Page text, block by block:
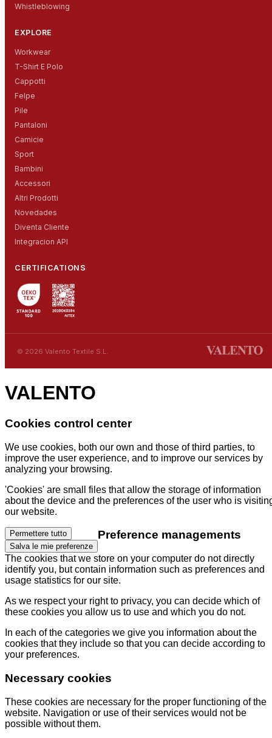
Whistleblowing
EXPLORE
Workwear
T-Shirt E Polo
Cappotti
Felpe
Pile
Pantaloni
Camicie
Sport
Bambini
Accessori
Altri Prodotti
Novedades
Diventa Cliente
Integracion API
CERTIFICATIONS
© 2026 Valento Textile S.L.
VALENTO
Cookies control center
We use cookies, both our own and those of third parties, to
improve the user experience, and to improve our services by
analyzing your browsing.
'Cookies' are small files that allow the storage of information
about the device and the preferences of the user who is
our website.
Permettere tutto
Salva le mie preferenze
Preference managements
The cookies that we store on your computer do not directly
identify you, but contain information such as preferences and
usage statistics for our site.
As we respect your right to privacy, you can decide which of
these cookies you allow us to use and which you do not.
In each of the categories we give you information about the
cookies that they include so that you can decide according to
your preferences.
Necessary cookies
These cookies are necessary for the proper functioning of the
website. Navigation or use of their services would not be
possible without them.